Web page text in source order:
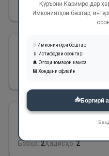
Бобҳо:17Ҳадисҳо:18
КИТОБИ ШАРОКАТ
Бобҳо:5Ҳадисҳо:
КИТОБИ ГАРАВ ДАР
Бобҳо:2Ҳадисҳо:2
Қуръони Каримро дар
Имкониятҳои бештар,
✨ Имкониятҳои бештар
📱 Истифодаи осонтар
🔔 Огоҳиномаҳои намоз
💾 Хондани офлайн
📥Боргирӣ